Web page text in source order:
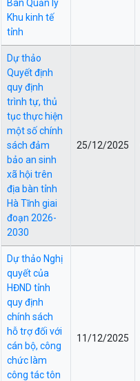
Ban Quản lý
Khu kinh tế
tỉnh
Dự thảo
Quyết định
quy định
trình tự, thủ
tục thực hiện
một số chính
sách đảm
bảo an sinh
xã hội trên
địa bàn tỉnh
Hà Tĩnh giai
đoạn 2026-
2030
25/12/2025
Dự thảo Nghị
quyết của
HĐND tỉnh
quy định
chính sách
hỗ trợ đối với
cán bộ, công
chức làm
công tác tôn
11/12/2025